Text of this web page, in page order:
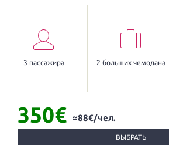
3 пассажира 2 больших чемодана
350€ ≈88€/чел.
ВЫБРАТЬ